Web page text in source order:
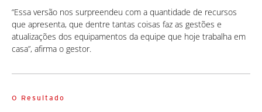
“Essa versão nos surpreendeu com a quantidade de recursos
que apresenta, que dentre tantas coisas faz as gestões e
atualizações dos equipamentos da equipe que hoje trabalha em
casa”, afirma o gestor.
O Resultado